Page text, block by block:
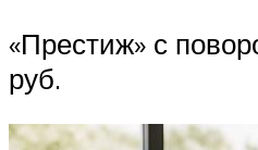
«Престиж» с
руб.